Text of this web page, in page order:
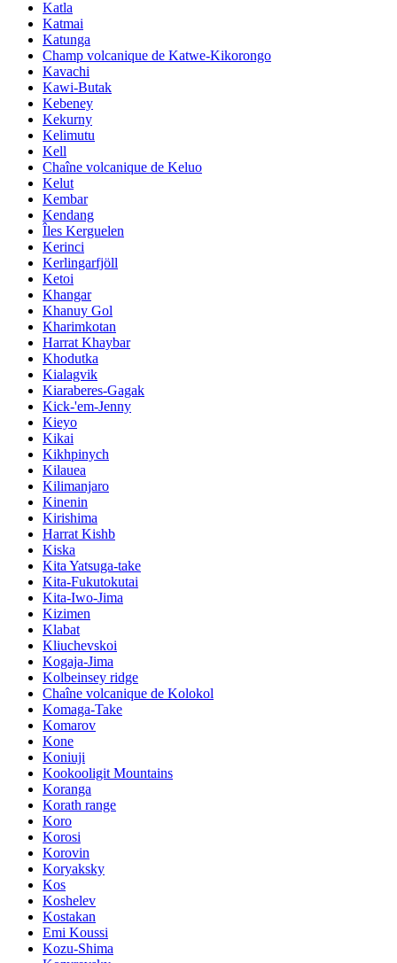
Katla
Katmai
Katunga
Champ volcanique de Katwe-Kikorongo
Kavachi
Kawi-Butak
Kebeney
Kekurny
Kelimutu
Kell
Chaîne volcanique de Keluo
Kelut
Kembar
Kendang
Îles Kerguelen
Kerinci
Kerlingarfjöll
Ketoi
Khangar
Khanuy Gol
Kharimkotan
Harrat Khaybar
Khodutka
Kialagvik
Kiaraberes-Gagak
Kick-'em-Jenny
Kieyo
Kikai
Kikhpinych
Kilauea
Kilimanjaro
Kinenin
Kirishima
Harrat Kishb
Kiska
Kita Yatsuga-take
Kita-Fukutokutai
Kita-Iwo-Jima
Kizimen
Klabat
Kliuchevskoi
Kogaja-Jima
Kolbeinsey ridge
Chaîne volcanique de Kolokol
Komaga-Take
Komarov
Kone
Koniuji
Kookooligit Mountains
Koranga
Korath range
Koro
Korosi
Korovin
Koryaksky
Kos
Koshelev
Kostakan
Emi Koussi
Kozu-Shima